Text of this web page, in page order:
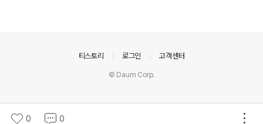
0 0
티스토리 로그인 고객센터
© Daum Corp.